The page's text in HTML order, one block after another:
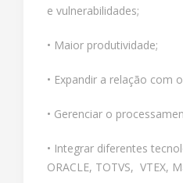
e vulnerabilidades;
• Maior produtividade;
• Expandir a relação com
• Gerenciar o
• Integrar diferentes
ORACLE, TOTVS, VTEX,